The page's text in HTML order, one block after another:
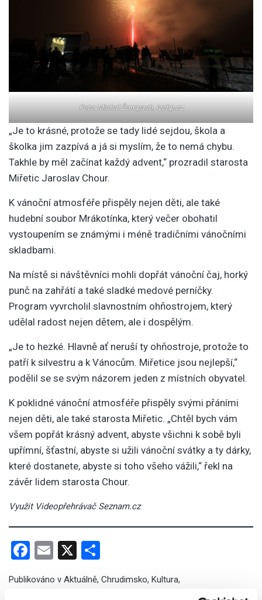
Foto: Michal Žampach, izchp.cz
„Je to krásné, protože se tady lidé sejdou, škola a
školka jim zazpívá a já si myslím, že to nemá chybu.
Takhle by měl začínat každý advent,“ prozradil starosta
Miřetic Jaroslav Chour.
K vánoční atmosféře přispěly nejen děti, ale také
hudební soubor Mrákotínka, který večer obohatil
vystoupením se známými i méně tradičními vánočními
skladbami.
Na místě si návštěvníci mohli dopřát vánoční čaj, horký
punč na zahřátí a také sladké medové perníčky.
Program vyvrcholil slavnostním ohňostrojem, který
udělal radost nejen dětem, ale i dospělým.
„Je to hezké. Hlavně ať neruší ty ohňostroje, protože to
patří k silvestru a k Vánocům. Miřetice jsou nejlepší,“
podělil se se svým názorem jeden z místních obyvatel.
K poklidné vánoční atmosféře přispěly svými přáními
nejen děti, ale také starosta Miřetic. „Chtěl bych vám
všem popřát krásný advent, abyste všichni k sobě byli
upřímní, šťastní, abyste si užili vánoční svátky a ty dárky,
které dostanete, abyste si toho všeho vážili,“ řekl na
závěr lidem starosta Chour.
Využit Videopřehrávač Seznam.cz
Facebook
Email
X
Publikováno v Aktuálně, Chrudimsko, Kultura,
Miřetice